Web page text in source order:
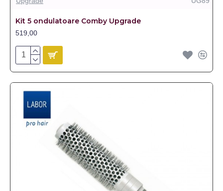
Kit 5 ondulatoare Comby Upgrade
519,00